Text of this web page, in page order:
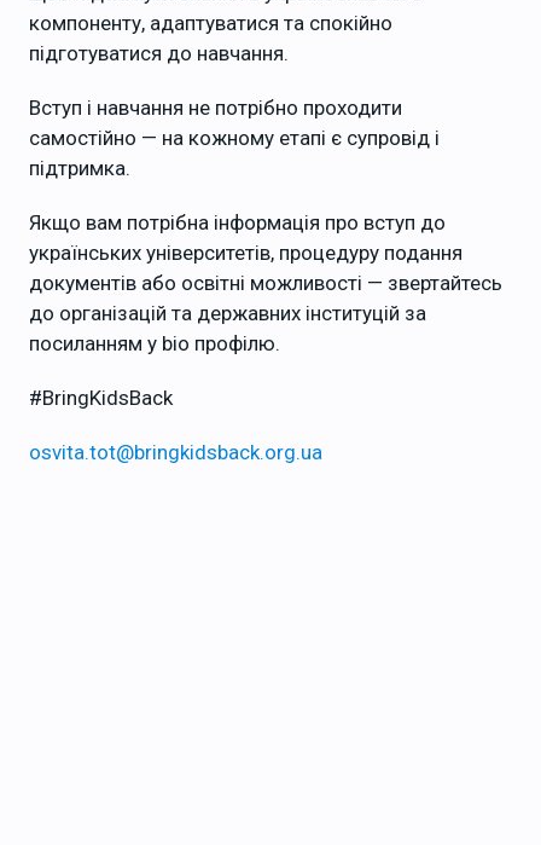
компоненту, адаптуватися та спокійно
підготуватися до навчання.
Вступ і навчання не потрібно проходити
самостійно — на кожному етапі є супровід і
підтримка.
Якщо вам потрібна інформація про вступ до
українських університетів, процедуру подання
документів або освітні можливості — звертайтесь
до організацій та державних інституцій за
посиланням у bio профілю.
#BringKidsBack
osvita.tot@bringkidsback.org.ua